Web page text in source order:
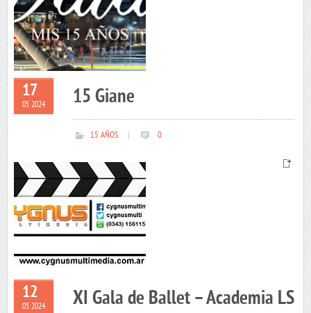
17
05 2024 15 Giane
15 AÑOS 0
12
05 2024 XI Gala de Ballet – Academia LS